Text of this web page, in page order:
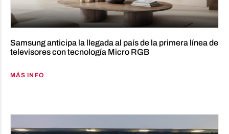
Samsung anticipa la llegada al país de la primera línea de
televisores con tecnología Micro RGB
MÁS INFO